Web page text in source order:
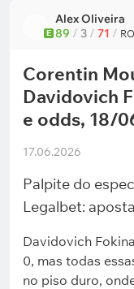
E
Alex Oliveira
89 / 3 / 71 /
Corentin
Davidovich
e odds, 18/
17.06.2026
Palpite do
Legalbet:
Davidovich
0, mas todas
no piso duro,